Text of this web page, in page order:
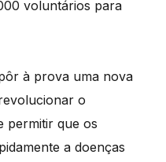
voluntários para
à prova uma nova
o
permitir que os
a doenças